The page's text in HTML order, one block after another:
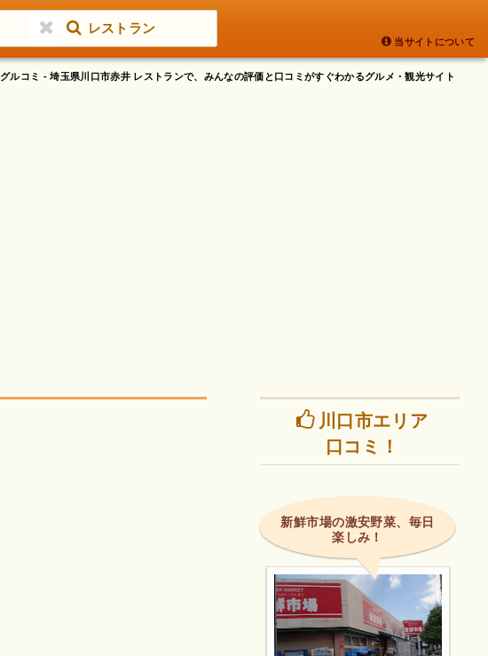
レストラン
当サイトについて
グルコミ - 埼玉県川口市赤井 レストランで、みんなの評価と口コミがすぐわかるグルメ・観光サイト
川口市エリア
口コミ！
新鮮市場の激安野菜、毎日
楽しみ！